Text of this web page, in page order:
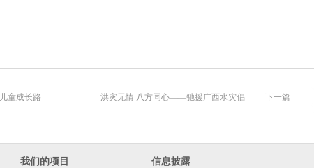
童成长路 洪灾无情 八方同心——驰援广西水灾倡 下一篇
我们的项目 信息披露